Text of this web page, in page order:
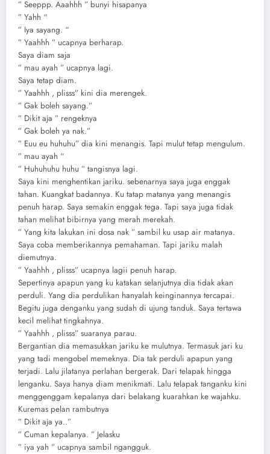
” Seeppp. Aaahhh ” bunyi hisapanya
” Yahh “
” Iya sayang. “
” Yaahhh ” ucapnya berharap.
Saya diam saja
” mau ayah ” ucapnya lagi.
Saya tetap diam.
” Yaahhh , plisss” kini dia merengek.
” Gak boleh sayang.”
” Dikit aja ” rengeknya
” Gak boleh ya nak.”
” Euu eu huhuhu” dia kini menangis. Tapi mulut tetap mengulum.
” mau ayah “
” Huhuhuhu huhu ” tangisnya lagi.
Saya kini menghentikan jariku. sebenarnya saya juga enggak
tahan. Kuangkat badannya. Ku tatap matanya yang menangis
penuh harap. Saya semakin enggak tega. Tapi saya juga tidak
tahan melihat bibirnya yang merah merekah.
” Yang kita lakukan ini dosa nak ” sambil ku usap air matanya.
Saya coba memberikannya pemahaman. Tapi jariku malah
diemutnya.
” Yaahhh , plisss” ucapnya lagii penuh harap.
Sepertinya apapun yang ku katakan selanjutnya dia tidak akan
perduli. Yang dia perdulikan hanyalah keinginannya tercapai.
Begitu juga denganku yang sudah di ujung tanduk. Saya tertawa
kecil melihat tingkahnya.
” Yaahhh , plisss” suaranya parau.
Bergantian dia memasukkan jariku ke mulutnya. Termasuk jari ku
yang tadi mengobel memeknya. Dia tak perduli apapun yang
terjadi. Lalu jilatanya perlahan bergerak. Dari telapak hingga
lenganku. Saya hanya diam menikmati. Lalu telapak tanganku kini
menggenggam kepalanya dari belakang kuarahkan ke wajahku.
Kuremas pelan rambutnya
” Dikit aja ya..”
” Cuman kepalanya. ” Jelasku
” iya yah ” ucapnya sambil ngangguk.